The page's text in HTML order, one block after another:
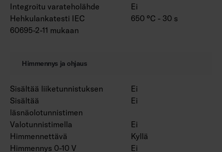
Integroitu varateholähde
Ei
Hehkulankatesti IEC
60695-2-11 mukaan
650 °C - 30 s
Himmennys ja ohjaus
Sisältää liiketunnistuksen
Ei
Sisältää
läsnäolotunnistimen
Ei
Valotunnistimella
Ei
Himmennettävä
Kyllä
Himmennys 0-10 V
Ei